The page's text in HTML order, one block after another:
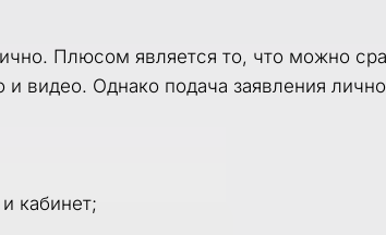
Плюсом является то, что можно
и видео. Однако подача заявления
кабинет;